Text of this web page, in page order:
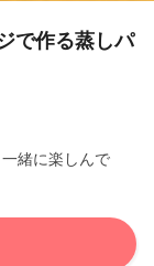
で作る蒸しパ
緒に楽しんで